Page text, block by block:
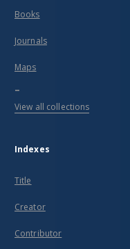
Books
Journals
Maps
...
View all collections
Indexes
Title
Creator
Contributor